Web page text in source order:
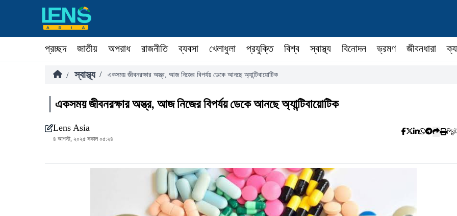
প্রচ্ছদ জাতীয় অপরাধ রাজনীতি ব্যবসা খেলাধুলা প্রযুক্তি বিশ্ব স্বাস্থ্য বিনোদন ভ্রমণ জীবনধারা
/ স্বাস্থ্য / একসময় জীবনরক্ষার অস্ত্র, আজ নিজের বিপর্যয় ডেকে আনছে অ্যান্টিবায়োটিক
একসময় জীবনরক্ষার অস্ত্র, আজ নিজের বিপর্যয় ডেকে আনছে অ্যান্টিবায়োটিক
Lens Asia
৪ আগস্ট, ২০২৫ সকাল ০৫:২৪